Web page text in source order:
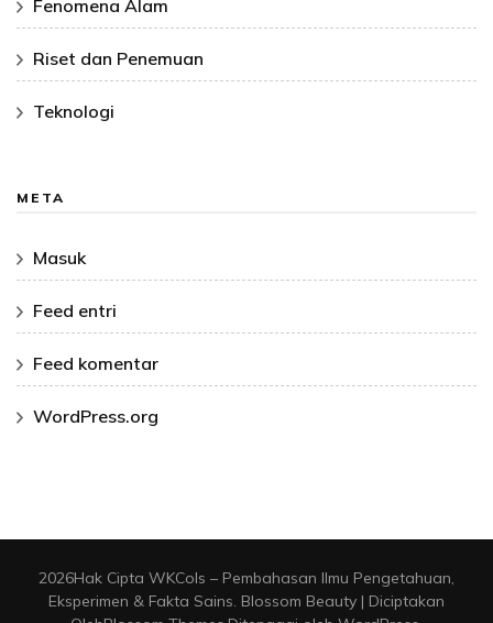
Fenomena Alam
Riset dan Penemuan
Teknologi
META
Masuk
Feed entri
Feed komentar
WordPress.org
2026Hak Cipta WKCols – Pembahasan Ilmu Pengetahuan,
Eksperimen & Fakta Sains. Blossom Beauty | Diciptakan